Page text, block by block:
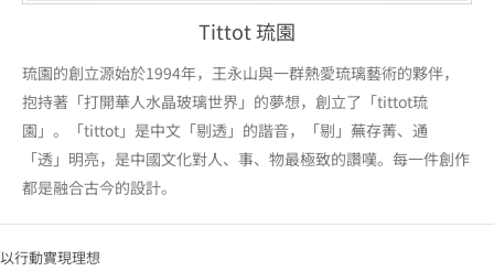
Tittot 琉園
琉園的創立源始於1994年，王永山與一群熱愛琉璃藝術的夥伴，
抱持著「打開華人水晶玻璃世界」的夢想，創立了「tittot琉
園」。「tittot」是中文「剔透」的諧音，「剔」蕪存菁、通
「透」明亮，是中國文化對人、事、物最極致的讚嘆。每一件創作
都是融合古今的設計。
以行動實現理想